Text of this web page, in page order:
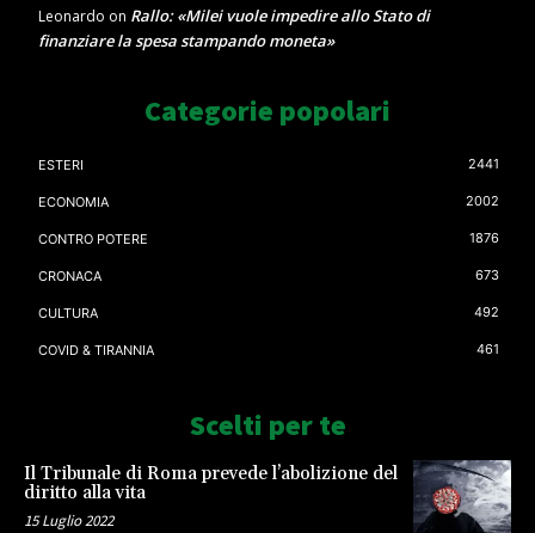
Leonardo on Rallo: «Milei vuole impedire allo Stato di
finanziare la spesa stampando moneta»
Categorie popolari
ESTERI 2441
ECONOMIA 2002
CONTRO POTERE 1876
CRONACA 673
CULTURA 492
COVID & TIRANNIA 461
Scelti per te
Il Tribunale di Roma prevede l’abolizione del
diritto alla vita
15 Luglio 2022